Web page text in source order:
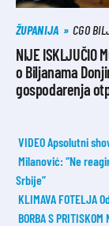
ŽUPANIJA CGO
NIJE ISKLJUČIO
o Biljanama
gospodarenja
VIDEO Apsolutni
Milanović: “Ne
Srbije”
KLIMAVA FOTELJA
BORBA S